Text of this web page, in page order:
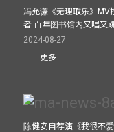
冯允谦《无理取乐》MV
者 百年图书馆内又唱又
2024-08-27
更多
陈健安自荐演《我很不